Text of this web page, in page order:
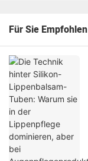
Für Sie Empfohlen